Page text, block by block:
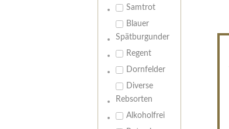
Samtrot
Blauer
Spätburgunder
Regent
Dornfelder
Diverse
Rebsorten
Alkoholfrei